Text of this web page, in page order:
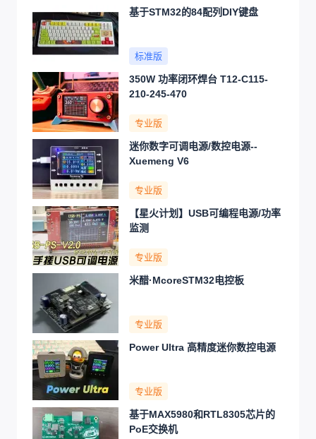
基于STM32的84配列DIY键盘
标准版
350W 功率闭环焊台 T12-C115-
210-245-470
专业版
迷你数字可调电源/数控电源--
Xuemeng V6
专业版
【星火计划】USB可编程电源/功率
监测
专业版
米醋·McoreSTM32电控板
专业版
Power Ultra 高精度迷你数控电源
专业版
基于MAX5980和RTL8305芯片的
PoE交换机